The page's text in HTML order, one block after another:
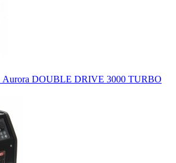
Aurora DOUBLE DRIVE 3000 TURBO